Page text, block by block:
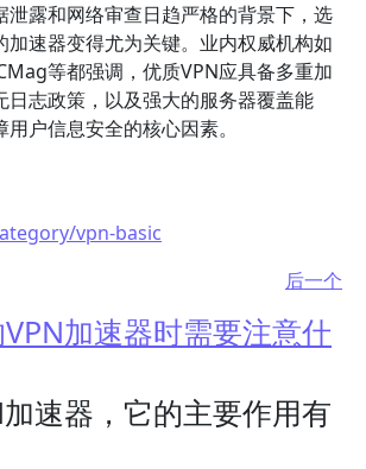
泄露和网络审查日趋严格的背景下，选
加速器变得尤为关键。业内权威机构如
等都强调，优质VPN应具备多重加
日志政策，以及强大的服务器覆盖能
户信息安全的核心因素。
vpn-basic
后一个
加速器时需要注意什
速器，它的主要作用有